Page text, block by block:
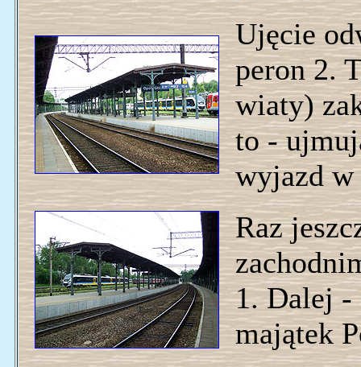
Ujęcie
peron 2.
wiaty)
to -
wyjazd w
Raz
1. Dalej -
majątek